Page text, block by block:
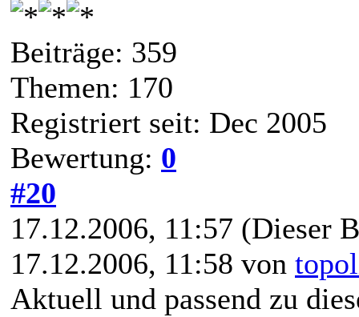
Beiträge: 359
Themen: 170
Registriert seit: Dec 2005
Bewertung: 0
#20
17.12.2006, 11:57 (Dieser
17.12.2006, 11:58 von
Aktuell und passend zu